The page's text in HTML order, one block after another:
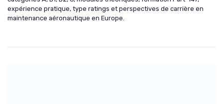
expérience pratique, type ratings et perspectives de carrière en
maintenance aéronautique en Europe.